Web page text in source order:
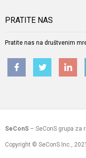
PRATITE NAS
Pratite nas na društvenim
SeConS – SeConS grupa za
Copyright © SeConS Inc., 2021